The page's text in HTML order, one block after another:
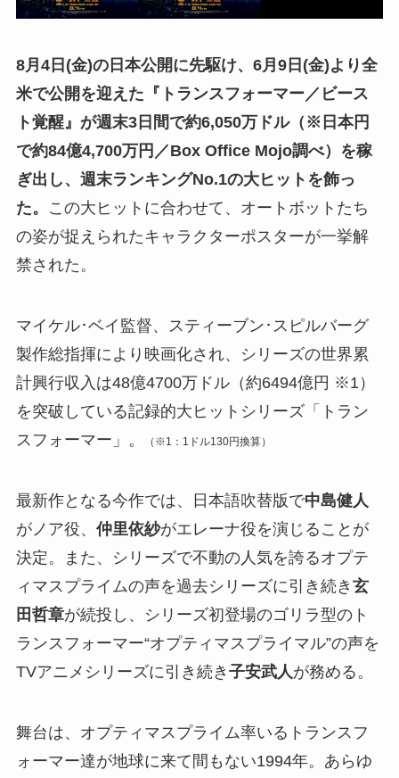
8月4日(金)の日本公開に先駆け、6月9日(金)より全
米で公開を迎えた『トランスフォーマー／ビース
ト覚醒』が週末3日間で約6,050万ドル（※日本円
で約84億4,700万円／Box Office Mojo調べ）を稼
ぎ出し、週末ランキングNo.1の大ヒットを飾っ
た。
この大ヒットに合わせて、オートボットたち
の姿が捉えられたキャラクターポスターが一挙解
禁された。
マイケル･ベイ監督、スティーブン･スピルバーグ
製作総指揮により映画化され、シリーズの世界累
計興行収入は48億4700万ドル（約6494億円 ※1）
を突破している記録的大ヒットシリーズ「トラン
スフォーマー」。
（※1：1ドル130円換算）
最新作となる今作では、日本語吹替版で中島健人
がノア役、 仲里依紗がエレーナ役を演じることが
決定。また、シリーズで不動の人気を誇るオプテ
ィマスプライムの声を過去シリーズに引き続き 玄
田哲章が続投し、シリーズ初登場のゴリラ型のト
ランスフォーマー“オプティマスプライマル”の声を
TVアニメシリーズに引き続き 子安武人 が務める。
舞台は、オプティマスプライム率いるトランスフ
ォーマー達が地球に来て間もない1994年。あらゆ